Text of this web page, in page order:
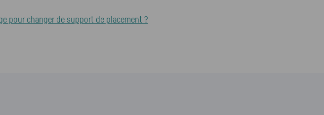
pour changer de support de placement ?